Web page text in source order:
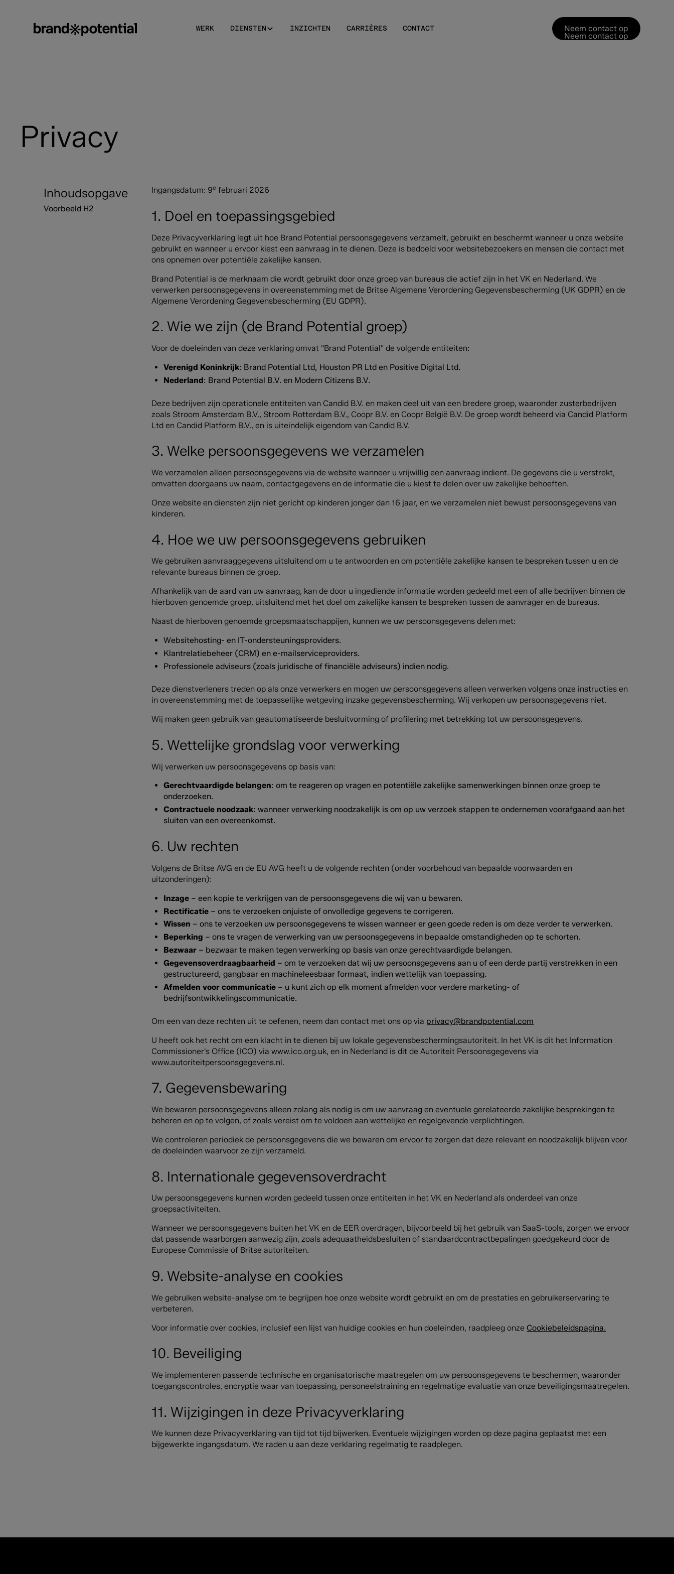
WERK DIENSTEN INZICHTEN CARRIÈRES CONTACT Neem contact op
Neem contact op
Privacy
Inhoudsopgave
Voorbeeld H2
Ingangsdatum: 9e februari 2026
1. Doel en toepassingsgebied
Deze Privacyverklaring legt uit hoe Brand Potential persoonsgegevens verzamelt, gebruikt en beschermt wanneer u onze website
gebruikt en wanneer u ervoor kiest een aanvraag in te dienen. Deze is bedoeld voor websitebezoekers en mensen die contact met
ons opnemen over potentiële zakelijke kansen.
Brand Potential is de merknaam die wordt gebruikt door onze groep van bureaus die actief zijn in het VK en Nederland. We
verwerken persoonsgegevens in overeenstemming met de Britse Algemene Verordening Gegevensbescherming (UK GDPR) en de
Algemene Verordening Gegevensbescherming (EU GDPR).
2. Wie we zijn (de Brand Potential groep)
Voor de doeleinden van deze verklaring omvat "Brand Potential" de volgende entiteiten:
Verenigd Koninkrijk: Brand Potential Ltd, Houston PR Ltd en Positive Digital Ltd.
Nederland: Brand Potential B.V. en Modern Citizens B.V.
Deze bedrijven zijn operationele entiteiten van Candid B.V. en maken deel uit van een bredere groep, waaronder zusterbedrijven
zoals Stroom Amsterdam B.V., Stroom Rotterdam B.V., Coopr B.V. en Coopr België B.V. De groep wordt beheerd via Candid Platform
Ltd en Candid Platform B.V., en is uiteindelijk eigendom van Candid B.V.
3. Welke persoonsgegevens we verzamelen
We verzamelen alleen persoonsgegevens via de website wanneer u vrijwillig een aanvraag indient. De gegevens die u verstrekt,
omvatten doorgaans uw naam, contactgegevens en de informatie die u kiest te delen over uw zakelijke behoeften.
Onze website en diensten zijn niet gericht op kinderen jonger dan 16 jaar, en we verzamelen niet bewust persoonsgegevens van
kinderen.
4. Hoe we uw persoonsgegevens gebruiken
We gebruiken aanvraaggegevens uitsluitend om u te antwoorden en om potentiële zakelijke kansen te bespreken tussen u en de
relevante bureaus binnen de groep.
Afhankelijk van de aard van uw aanvraag, kan de door u ingediende informatie worden gedeeld met een of alle bedrijven binnen de
hierboven genoemde groep, uitsluitend met het doel om zakelijke kansen te bespreken tussen de aanvrager en de bureaus.
Naast de hierboven genoemde groepsmaatschappijen, kunnen we uw persoonsgegevens delen met:
Websitehosting- en IT-ondersteuningsproviders.
Klantrelatiebeheer (CRM) en e-mailserviceproviders.
Professionele adviseurs (zoals juridische of financiële adviseurs) indien nodig.
Deze dienstverleners treden op als onze verwerkers en mogen uw persoonsgegevens alleen verwerken volgens onze instructies en
in overeenstemming met de toepasselijke wetgeving inzake gegevensbescherming. Wij verkopen uw persoonsgegevens niet.
Wij maken geen gebruik van geautomatiseerde besluitvorming of profilering met betrekking tot uw persoonsgegevens.
5. Wettelijke grondslag voor verwerking
Wij verwerken uw persoonsgegevens op basis van:
Gerechtvaardigde belangen: om te reageren op vragen en potentiële zakelijke samenwerkingen binnen onze groep te
onderzoeken.
Contractuele noodzaak: wanneer verwerking noodzakelijk is om op uw verzoek stappen te ondernemen voorafgaand aan het
sluiten van een overeenkomst.
6. Uw rechten
Volgens de Britse AVG en de EU AVG heeft u de volgende rechten (onder voorbehoud van bepaalde voorwaarden en
uitzonderingen):
Inzage– een kopie te verkrijgen van de persoonsgegevens die wij van u bewaren.
Rectificatie– ons te verzoeken onjuiste of onvolledige gegevens te corrigeren.
Wissen – ons te verzoeken uw persoonsgegevens te wissen wanneer er geen goede reden is om deze verder te verwerken.
Beperking – ons te vragen de verwerking van uw persoonsgegevens in bepaalde omstandigheden op te schorten.
Bezwaar– bezwaar te maken tegen verwerking op basis van onze gerechtvaardigde belangen.
Gegevensoverdraagbaarheid – om te verzoeken dat wij uw persoonsgegevens aan u of een derde partij verstrekken in een
gestructureerd, gangbaar en machineleesbaar formaat, indien wettelijk van toepassing.
Afmelden voor communicatie– u kunt zich op elk moment afmelden voor verdere marketing- of
bedrijfsontwikkelingscommunicatie.
Om een van deze rechten uit te oefenen, neem dan contact met ons op via privacy@brandpotential.com
U heeft ook het recht om een klacht in te dienen bij uw lokale gegevensbeschermingsautoriteit. In het VK is dit het Information
Commissioner's Office (ICO) via www.ico.org.uk, en in Nederland is dit de Autoriteit Persoonsgegevens via
www.autoriteitpersoonsgegevens.nl.
7. Gegevensbewaring
We bewaren persoonsgegevens alleen zolang als nodig is om uw aanvraag en eventuele gerelateerde zakelijke besprekingen te
beheren en op te volgen, of zoals vereist om te voldoen aan wettelijke en regelgevende verplichtingen.
We controleren periodiek de persoonsgegevens die we bewaren om ervoor te zorgen dat deze relevant en noodzakelijk blijven voor
de doeleinden waarvoor ze zijn verzameld.
8. Internationale gegevensoverdracht
Uw persoonsgegevens kunnen worden gedeeld tussen onze entiteiten in het VK en Nederland als onderdeel van onze
groepsactiviteiten.
Wanneer we persoonsgegevens buiten het VK en de EER overdragen, bijvoorbeeld bij het gebruik van SaaS-tools, zorgen we ervoor
dat passende waarborgen aanwezig zijn, zoals adequaatheidsbesluiten of standaardcontractbepalingen goedgekeurd door de
Europese Commissie of Britse autoriteiten.
9. Website-analyse en cookies
We gebruiken website-analyse om te begrijpen hoe onze website wordt gebruikt en om de prestaties en gebruikerservaring te
verbeteren.
Voor informatie over cookies, inclusief een lijst van huidige cookies en hun doeleinden, raadpleeg onze Cookiebeleidspagina.
10. Beveiliging
We implementeren passende technische en organisatorische maatregelen om uw persoonsgegevens te beschermen, waaronder
toegangscontroles, encryptie waar van toepassing, personeelstraining en regelmatige evaluatie van onze beveiligingsmaatregelen.
11. Wijzigingen in deze Privacyverklaring
We kunnen deze Privacyverklaring van tijd tot tijd bijwerken. Eventuele wijzigingen worden op deze pagina geplaatst met een
bijgewerkte ingangsdatum. We raden u aan deze verklaring regelmatig te raadplegen.